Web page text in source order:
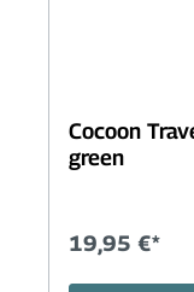
Cocoon
green
19,95 €*